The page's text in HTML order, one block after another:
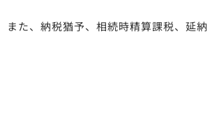
また、納税猶予、相続時精算課税、延